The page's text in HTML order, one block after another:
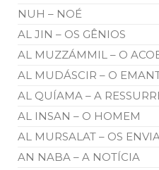
NUH – NOÉ
AL JIN – OS GÊNIOS
AL MUZZÁMMIL – O
AL MUDÁSCIR – O
AL QUÍAMA – A
AL INSAN – O HOMEM
AL MURSALAT – OS
AN NABA – A NOTÍCIA